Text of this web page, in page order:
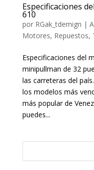
Especificaciones
610
por RGak_tdemign |
Motores, Repuestos,
Especificaciones del
minipullman de 32
las carreteras del
los modelos más
más popular de
puedes...